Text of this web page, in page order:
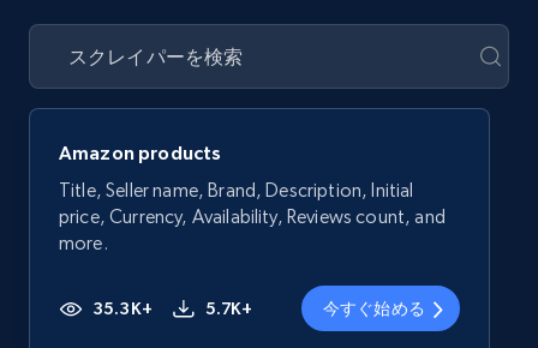
Amazon products
Title, Seller name, Brand, Description, Initial
price, Currency, Availability, Reviews count, and
more.
35.3K+ 5.7K+ 今すぐ始める